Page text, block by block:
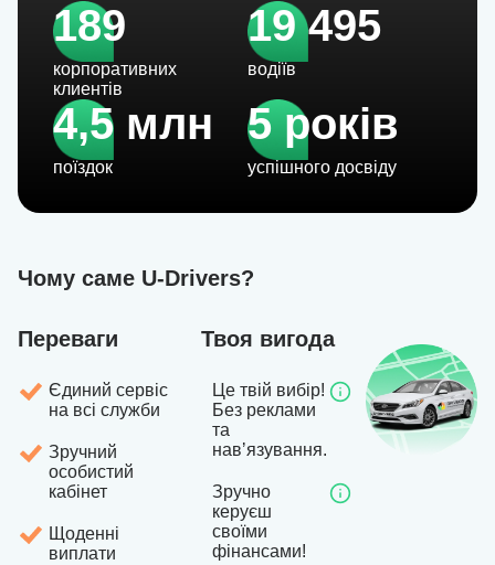
189
корпоративних
клиентів
19 495
водіїв
4,5 млн
поїздок
5 років
успішного досвіду
Чому саме U-Drivers?
Переваги
Єдиний сервіс
на всі служби
Зручний
особистий
кабінет
Щоденні
виплати
Твоя вигода
Це твій вибір!
Без реклами
та
навʼязування.
Зручно
керуєш
своїми
фінансами!